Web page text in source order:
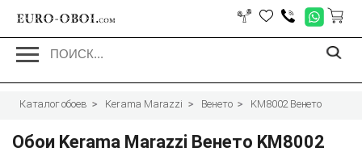
EURO-OBOI.com
Каталог обоев Kerama Marazzi Венето KM8002 Венето
Обои Kerama Marazzi Венето KM8002